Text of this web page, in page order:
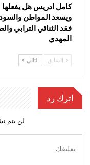
كامل ادريس هل يفعلها
ويسعد المواطن
فقد الثنائي الترابي
المهدي
السابق التالي
اترك رد
لن يتم